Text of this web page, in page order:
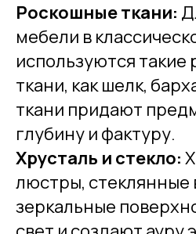
Роскошные ткани:
мебели в
используются
ткани, как шелк,
ткани придают
глубину и фактуру.
Хрусталь и стекло:
люстры, стеклянные
зеркальные